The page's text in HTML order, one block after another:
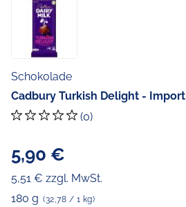
Schokolade
Cadbury Turkish Delight - Import
(0)
5,90 €
5,51 € zzgl. MwSt.
180 g (32,78 / 1 kg)